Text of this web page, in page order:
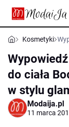
Kosmetyki
do ciała
w stylu
Modaija.pl
11 marca